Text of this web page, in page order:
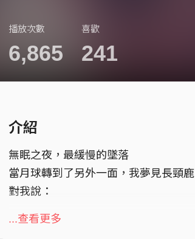
播放次數
6,865
喜歡
241
介紹
無眠之夜，最緩慢的墜落
當月球轉到了另外一面，我夢見長頸鹿
對我說：
「Will you just run
...查看更多